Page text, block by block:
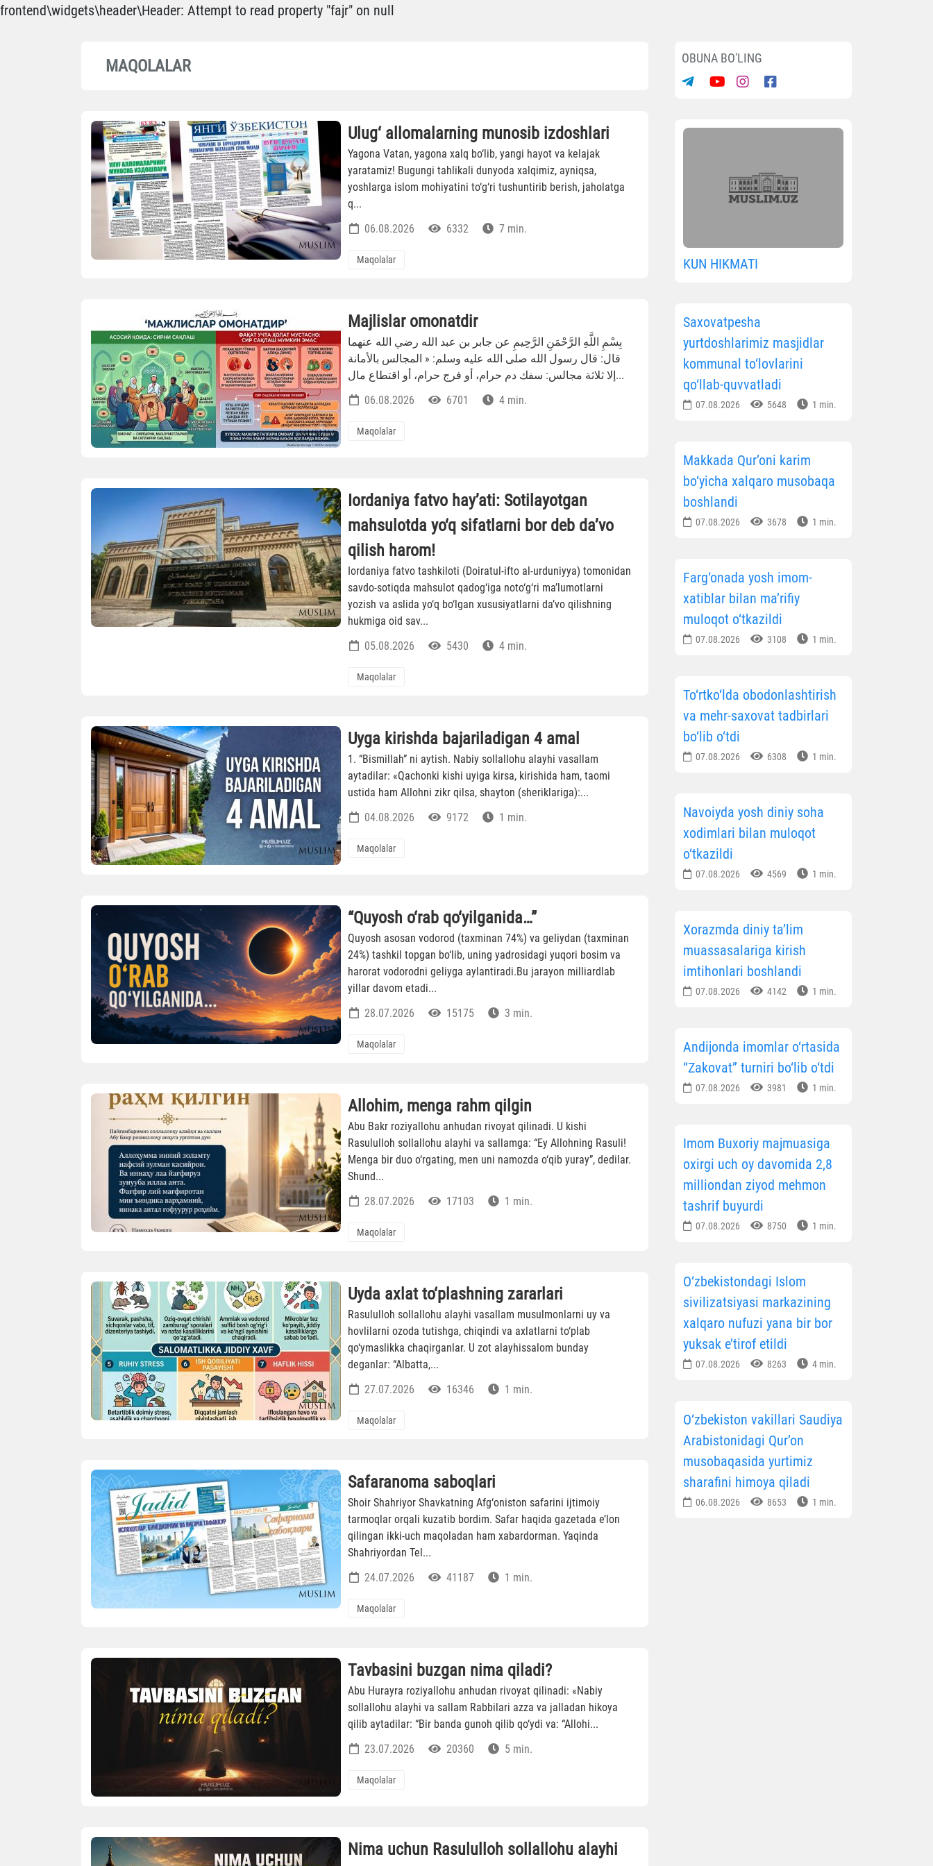
frontend\widgets\header\Header: Attempt to read property "fajr" on null
MAQOLALAR
Ulug‘ allomalarning munosib izdoshlari
Yagona Vatan, yagona xalq bo‘lib, yangi hayot va kelajak
yaratamiz! Bugungi tahlikali dunyoda xalqimiz, ayniqsa,
yoshlarga islom mohiyatini to‘g‘ri tushuntirib berish, jaholatga
q...
06.08.2026
6332 7 min.
Maqolalar
Majlislar omonatdir
بِسْمِ اللَّهِ الرَّحْمَنِ الرَّحِيمِ عن جابر بن عبد الله رضي الله عنهما
قال: قال رسول الله صلى الله عليه وسلم: « المجالس بالأمانة
إلا ثلاثة مجالس: سفك دم حرام، أو فرج حرام، أو اقتطاع مال...
06.08.2026
6701 4 min.
Maqolalar
Iordaniya fatvo hay’ati: Sotilayotgan
mahsulotda yo‘q sifatlarni bor deb da’vo
qilish harom!
Iordaniya fatvo tashkiloti (Doiratul-ifto al-urduniyya) tomonidan
savdo-sotiqda mahsulot qadog‘iga noto‘g‘ri ma’lumotlarni
yozish va aslida yo‘q bo‘lgan xususiyatlarni da’vo qilishning
hukmiga oid sav...
05.08.2026
5430 4 min.
Maqolalar
Uyga kirishda bajariladigan 4 amal
1. “Bismillah” ni aytish. Nabiy sollallohu alayhi vasallam
aytadilar: «Qachonki kishi uyiga kirsa, kirishida ham, taomi
ustida ham Allohni zikr qilsa, shayton (sheriklariga):...
04.08.2026
9172 1 min.
Maqolalar
“Quyosh o‘rab qo‘yilganida…”
Quyosh asosan vodorod (taxminan 74%) va geliydan (taxminan
24%) tashkil topgan bo‘lib, uning yadrosidagi yuqori bosim va
harorat vodorodni geliyga aylantiradi.Bu jarayon milliardlab
yillar davom etadi...
28.07.2026
15175 3 min.
Maqolalar
Allohim, menga rahm qilgin
Abu Bakr roziyallohu anhudan rivoyat qilinadi. U kishi
Rasululloh sollallohu alayhi va sallamga: “Ey Allohning Rasuli!
Menga bir duo o‘rgating, men uni namozda o‘qib yuray”, dedilar.
Shund...
28.07.2026
17103 1 min.
Maqolalar
Uyda axlat to‘plashning zararlari
Rasululloh sollallohu alayhi vasallam musulmonlarni uy va
hovlilarni ozoda tutishga, chiqindi va axlatlarni to‘plab
qo‘ymaslikka chaqirganlar. U zot alayhissalom bunday
deganlar: “Albatta,...
27.07.2026
16346 1 min.
Maqolalar
Safaranoma saboqlari
Shoir Shahriyor Shavkatning Afg‘oniston safarini ijtimoiy
tarmoqlar orqali kuzatib bordim. Safar haqida gazetada e’lon
qilingan ikki-uch maqoladan ham xabardorman. Yaqinda
Shahriyordan Tel...
24.07.2026
41187 1 min.
Maqolalar
Tavbasini buzgan nima qiladi?
Abu Hurayra roziyallohu anhudan rivoyat qilinadi: «Nabiy
sollallohu alayhi va sallam Rabbilari azza va jalladan hikoya
qilib aytadilar: “Bir banda gunoh qilib qo‘ydi va: “Allohi...
23.07.2026
20360 5 min.
Maqolalar
Nima uchun Rasululloh sollallohu alayhi
OBUNA BO'LING
KUN HIKMATI
Saxovatpesha
yurtdoshlarimiz masjidlar
kommunal to‘lovlarini
qo‘llab-quvvatladi
07.08.2026 5648 1 min.
Makkada Qur’oni karim
bo‘yicha xalqaro musobaqa
boshlandi
07.08.2026 3678 1 min.
Farg‘onada yosh imom-
xatiblar bilan ma’rifiy
muloqot o‘tkazildi
07.08.2026 3108 1 min.
To‘rtko‘lda obodonlashtirish
va mehr-saxovat tadbirlari
bo‘lib o‘tdi
07.08.2026 6308 1 min.
Navoiyda yosh diniy soha
xodimlari bilan muloqot
o‘tkazildi
07.08.2026 4569 1 min.
Xorazmda diniy ta’lim
muassasalariga kirish
imtihonlari boshlandi
07.08.2026 4142 1 min.
Andijonda imomlar o‘rtasida
“Zakovat” turniri bo‘lib o‘tdi
07.08.2026 3981 1 min.
Imom Buxoriy majmuasiga
oxirgi uch oy davomida 2,8
milliondan ziyod mehmon
tashrif buyurdi
07.08.2026 8750 1 min.
O‘zbekistondagi Islom
sivilizatsiyasi markazining
xalqaro nufuzi yana bir bor
yuksak e’tirof etildi
07.08.2026 8263 4 min.
O‘zbekiston vakillari Saudiya
Arabistonidagi Qur’on
musobaqasida yurtimiz
sharafini himoya qiladi
06.08.2026 8653 1 min.